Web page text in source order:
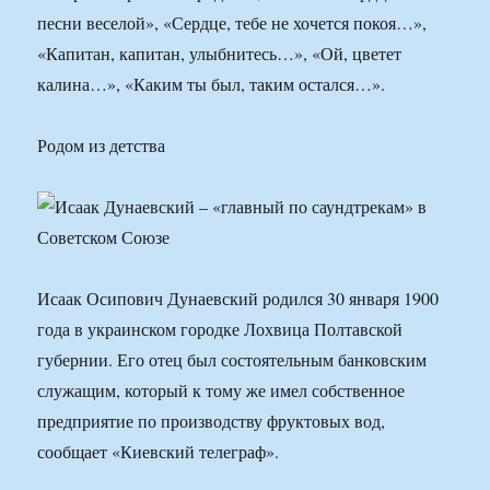
песни веселой», «Сердце, тебе не хочется покоя…»,
«Капитан, капитан, улыбнитесь…», «Ой, цветет
калина…», «Каким ты был, таким остался…».
Родом из детства
Исаак Осипович Дунаевский родился 30 января 1900
года в украинском городке Лохвица Полтавской
губернии. Его отец был состоятельным банковским
служащим, который к тому же имел собственное
предприятие по производству фруктовых вод,
сообщает «Киевский телеграф».